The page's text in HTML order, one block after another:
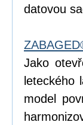
datovou
Jako
leteckého
model